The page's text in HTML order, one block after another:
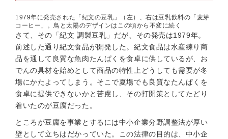
1979年に発売された「紀文の豆乳」（左）、右は豆乳飲料の「麦芽
コーヒー」。鳥と太陽のデザインはこの頃から不変に続く
さて、その「紀文 調製豆乳」だが、その発売は1979年。
前述した通り紀文食品が開発した。紀文食品は水産練り商
品を通して良質な魚肉たんぱくを食卓に供しているが、お
でんの具材を始めとして商品の特性上どうしても需要が冬
場にかたよってしまう。そこで夏場でも良質なたんぱくを
食卓に提供できないかと苦慮し、その打開策としてたどり
着いたのが豆腐だった。
ところが豆腐を事業とするには中小企業分野調整法が厚い
壁として立ちはだかっていた。この法律の目的は、中小企